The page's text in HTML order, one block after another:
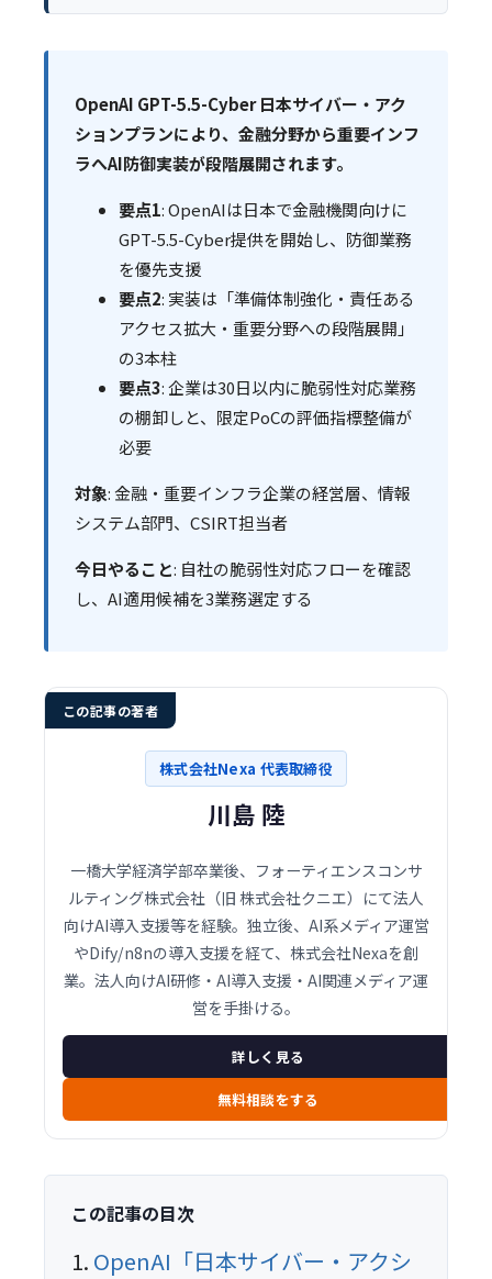
OpenAI GPT-5.5-Cyber 日本サイバー・アク
ションプランにより、金融分野から重要インフ
ラへAI防御実装が段階展開されます。
要点1: OpenAIは日本で金融機関向けに
GPT-5.5-Cyber提供を開始し、防御業務
を優先支援
要点2: 実装は「準備体制強化・責任ある
アクセス拡大・重要分野への段階展開」
の3本柱
要点3: 企業は30日以内に脆弱性対応業務
の棚卸しと、限定PoCの評価指標整備が
必要
対象: 金融・重要インフラ企業の経営層、情報
システム部門、CSIRT担当者
今日やること: 自社の脆弱性対応フローを確認
し、AI適用候補を3業務選定する
この記事の著者
株式会社Nexa 代表取締役
川島 陸
一橋大学経済学部卒業後、フォーティエンスコンサ
ルティング株式会社（旧 株式会社クニエ）にて法人
向けAI導入支援等を経験。独立後、AI系メディア運営
やDify/n8nの導入支援を経て、株式会社Nexaを創
業。法人向けAI研修・AI導入支援・AI関連メディア運
営を手掛ける。
詳しく見る
無料相談をする
この記事の目次
OpenAI「日本サイバー・アクシ